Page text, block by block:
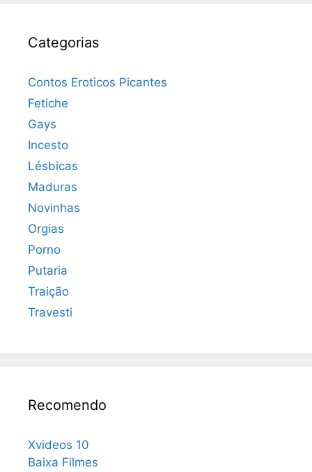
Categorias
Contos Eroticos Picantes
Fetiche
Gays
Incesto
Lésbicas
Maduras
Novinhas
Orgias
Porno
Putaria
Traição
Travesti
Recomendo
Xvideos 10
Baixa Filmes